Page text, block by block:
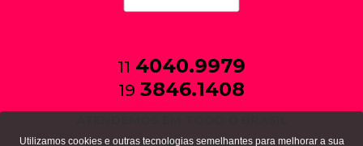
11 4040.9979
19 3846.1408
política de privacidade
Utilizamos cookies e outras tecnologias semelhantes para melhorar a sua